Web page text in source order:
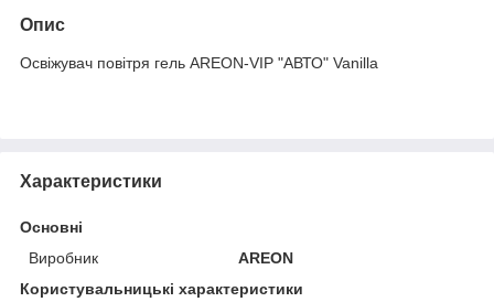
Опис
Освіжувач повітря гель AREON-VIP "АВТО" Vanilla
Характеристики
Основні
Виробник
AREON
Користувальницькі характеристики